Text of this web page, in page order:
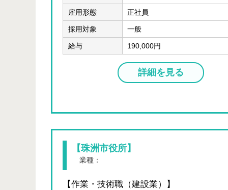
雇用形態 正社員
採用対象 一般
給与 190,000円
詳細を見る
【珠洲市役所】
業種：
【作業・技術職（建設業）】